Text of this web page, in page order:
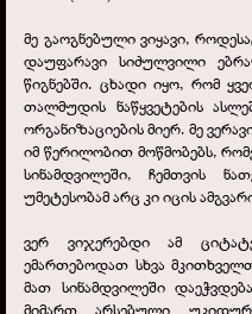
მე გაოგნებული ვიყავი,
დაუფარავი სიძულვილი
წიგნებში. ცხადი იყო, რომ
თალმუდის ნაწყვეტების
ორგანიზაციების მიერ. მე
იმ წერილობით მოწმობებს,
სინამდვილეში, ჩემთვის
უმეტესობამ არც კი იცის
ვერ ვიჯერებდი ამ
ემართებოდათ სხვა
მათ სინამდვილეში
მიმართ არსებული